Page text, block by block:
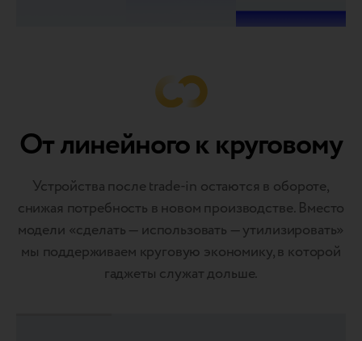
От линейного к круговому
Устройства после trаde-in остаются в обороте,
снижая потребность в новом производстве. Вместо
модели «сделать — использовать — утилизировать»
мы поддерживаем круговую экономику, в которой
гаджеты служат дольше.